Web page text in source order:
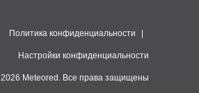
Политика конфиденциальности
Настройки конфиденциальности
2026 Meteored. Все права защищены